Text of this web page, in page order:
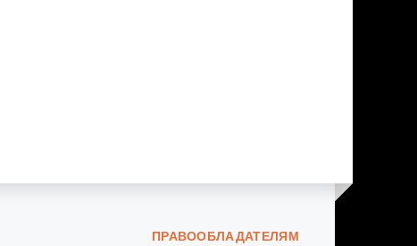
ПРАВООБЛАДАТЕЛЯМ